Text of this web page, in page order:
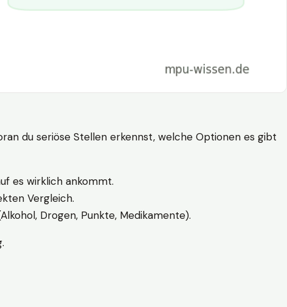
du seriöse Stellen erkennst, welche Optionen es gibt
es wirklich ankommt.
Vergleich.
Drogen, Punkte, Medikamente).